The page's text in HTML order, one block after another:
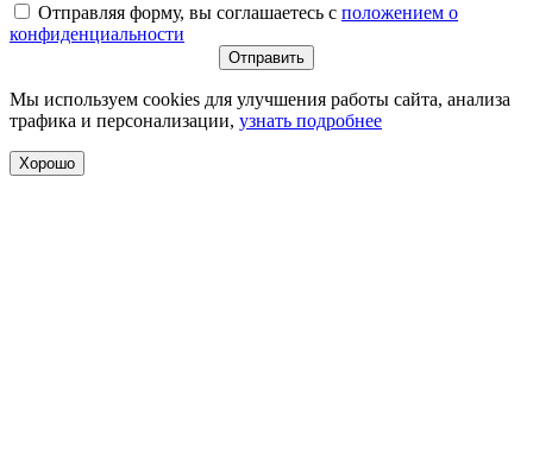
Отправляя форму, вы соглашаетесь с положением о
конфиденциальности
Мы используем cookies для улучшения работы сайта, анализа
трафика и персонализации, узнать подробнее
Хорошо